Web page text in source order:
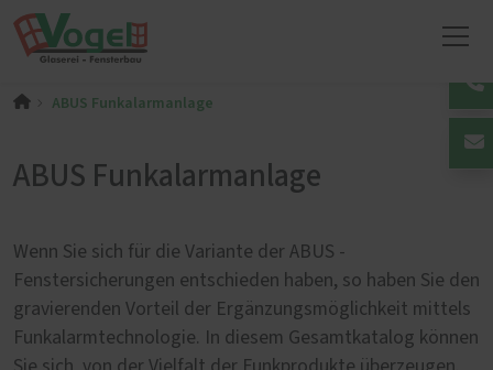
ABUS Funkalarmanlage
ABUS Funkalarmanlage
Wenn Sie sich für die Variante der ABUS -
Fenstersicherungen entschieden haben, so haben Sie den
gravierenden Vorteil der Ergänzungsmöglichkeit mittels
Funkalarmtechnologie. In diesem Gesamtkatalog können